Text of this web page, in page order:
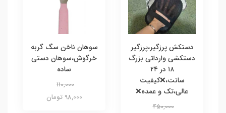
دستکش پرزگیر،پرزگیر
دستکشی وارداتی بزرگ
۱۸ در ۲۴
سانت،❌کیفیت
عالی،تک و عمده❌
450,000
سوهان ناخن سگ گربه
خرگوش،سوهان دستی
ساده
110,000
98,000 تومان